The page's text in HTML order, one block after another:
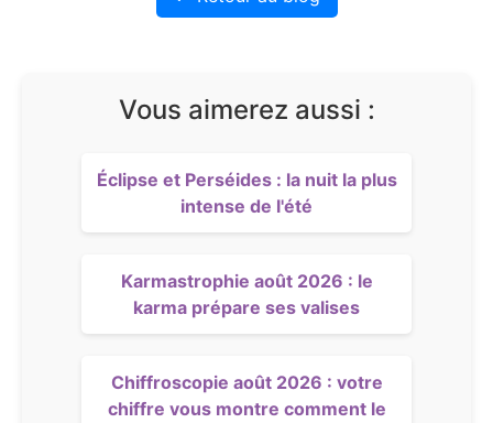
Vous aimerez aussi :
Éclipse et Perséides : la nuit la plus
intense de l'été
Karmastrophie août 2026 : le
karma prépare ses valises
Chiffroscopie août 2026 : votre
chiffre vous montre comment le